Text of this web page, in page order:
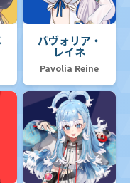
パヴォリア・
レイネ
Pavolia Reine